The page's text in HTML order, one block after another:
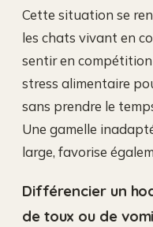
Cette situation se
les chats vivant en
sentir en
stress alimentaire
sans prendre le
Une gamelle
large, favorise
Différencier un
de toux ou de